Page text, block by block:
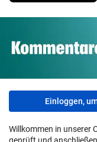
Einloggen,
Willkommen in unserer
geprüft und